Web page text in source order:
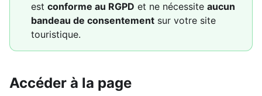
est conforme au RGPD et ne nécessite aucun
bandeau de consentement sur votre site
touristique.
Accéder à la page